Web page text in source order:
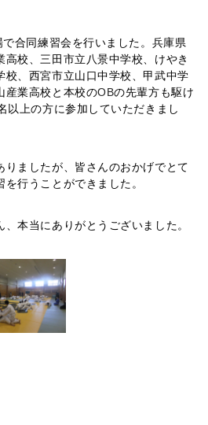
で合同練習会を行いました。兵庫県
高校、三田市立八景中学校、けやき
校、西宮市立山口中学校、甲武中学
産業高校と本校のOBの先輩方も駆け
以上の方に参加していただきまし
りましたが、皆さんのおかげでとて
行うことができました。
本当にありがとうございました。